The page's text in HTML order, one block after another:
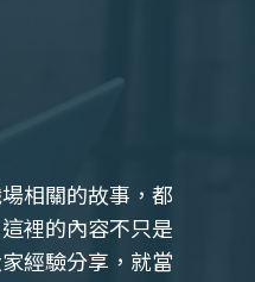
相關的故事，都
裡的內容不只是
經驗分享，就當